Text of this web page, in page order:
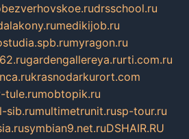
bezverhovskoe.rudrsschool.ru
medikijob.ru
myragon.ru
gardengallereya.rurti.com.ru
krasnodarkurort.com
tule.rumobtopik.ru
sib.rumultimetrunit.rusp-tour.ru
symbian9.net.ruDSHAIR.RU